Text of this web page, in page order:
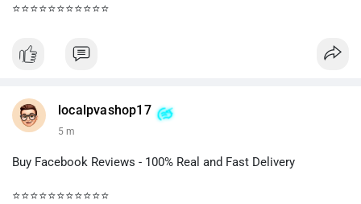
⭐⭐⭐⭐⭐⭐⭐⭐⭐⭐⭐
localpvashop17
5 m
Buy Facebook Reviews - 100% Real and Fast Delivery
⭐⭐⭐⭐⭐⭐⭐⭐⭐⭐⭐